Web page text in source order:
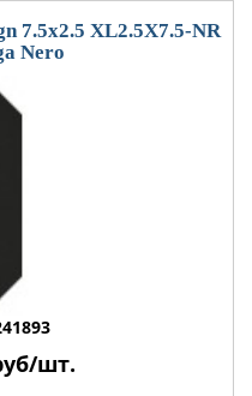
7.5x2.5 XL2.5X7.5-NR
Nero
шт.